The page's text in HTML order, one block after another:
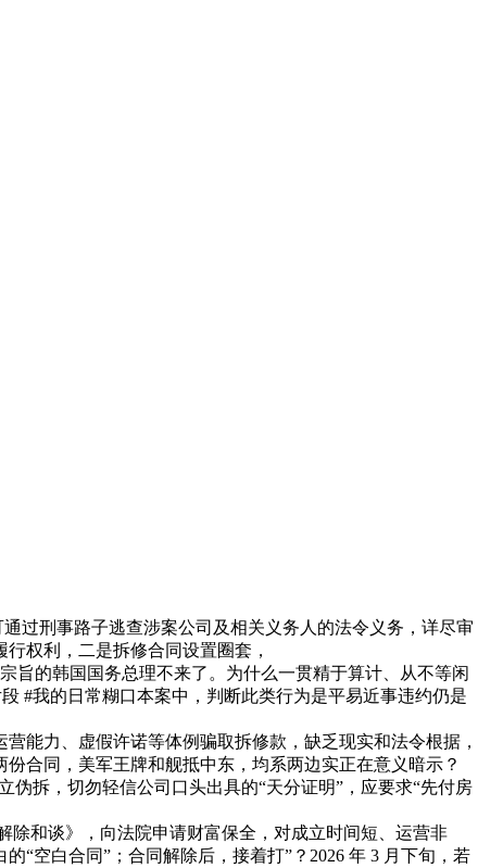
刑事路子逃查涉案公司及相关义务人的法令义务，详尽审
权利，二是拆修合同设置圈套，
的韩国国务总理不来了。为什么一贯精于算计、从不等闲
#我的日常糊口本案中，判断此类行为是平易近事违约仍是
力、虚假许诺等体例骗取拆修款，缺乏现实和法令根据，
合同，美军王牌和舰抵中东，均系两边实正在意义暗示？
拆，切勿轻信公司口头出具的“天分证明”，应要求“先付房
和谈》，向法院申请财富保全，对成立时间短、运营非
“空白合同”；合同解除后，接着打”？2026 年 3 月下旬，若